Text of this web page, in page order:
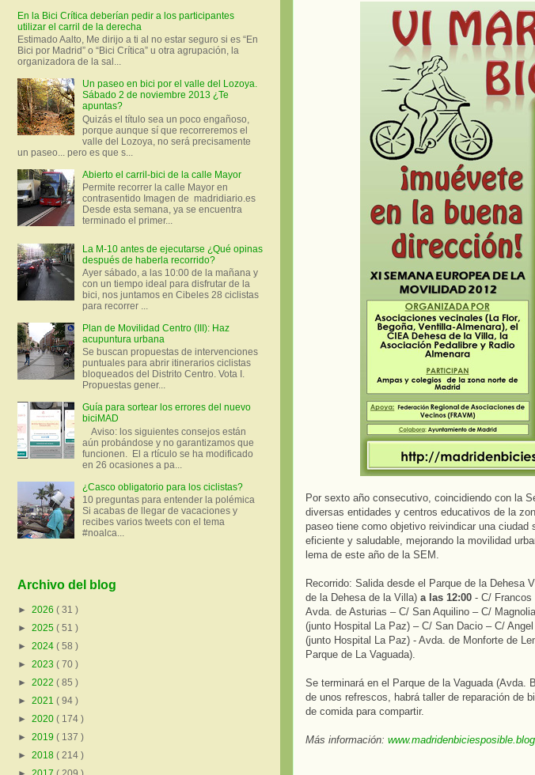
Por sexto año consecutivo, coincidiendo con la
diversas entidades y centros educativos de la
paseo tiene como objetivo reivindicar una
eficiente y saludable, mejorando la movilidad
lema de este año de la SEM.
Recorrido: Salida desde el Parque de la Dehesa
de la Dehesa de la Villa) a las 12:00 - C/
Avda. de Asturias – C/ San Aquilino – C/
(junto Hospital La Paz) – C/ San Dacio – C/
(junto Hospital La Paz) - Avda. de Monforte de
Parque de La Vaguada).
Se terminará en el Parque de la Vaguada (Avda.
de unos refrescos, habrá taller de reparación de
de comida para compartir.
Más información:
En la Bici Crítica deberían pedir a los participantes
utilizar el carril de la derecha
Estimado Aalto, Me dirijo a ti al no estar seguro si es “En
Bici por Madrid” o “Bici Crítica” u otra agrupación, la
organizadora de la sal...
Un paseo en bici por el valle del Lozoya.
Sábado 2 de noviembre 2013 ¿Te
apuntas?
Quizás el título sea un poco engañoso,
porque aunque sí que recorreremos el
valle del Lozoya, no será precisamente
un paseo... pero es que s...
Abierto el carril-bici de la calle Mayor
Permite recorrer la calle Mayor en
contrasentido Imagen de madridiario.es
Desde esta semana, ya se encuentra
terminado el primer...
La M-10 antes de ejecutarse ¿Qué opinas
después de haberla recorrido?
Ayer sábado, a las 10:00 de la mañana y
con un tiempo ideal para disfrutar de la
bici, nos juntamos en Cibeles 28 ciclistas
para recorrer ...
Plan de Movilidad Centro (III): Haz
acupuntura urbana
Se buscan propuestas de intervenciones
puntuales para abrir itinerarios ciclistas
bloqueados del Distrito Centro. Vota I.
Propuestas gener...
Guía para sortear los errores del nuevo
biciMAD
Aviso: los siguientes consejos están
aún probándose y no garantizamos que
funcionen. El a rtículo se ha modificado
en 26 ocasiones a pa...
¿Casco obligatorio para los ciclistas?
10 preguntas para entender la polémica
Si acabas de llegar de vacaciones y
recibes varios tweets con el tema
#noalca...
Archivo del blog
► 2026 ( 31 )
► 2025 ( 51 )
► 2024 ( 58 )
► 2023 ( 70 )
► 2022 ( 85 )
► 2021 ( 94 )
► 2020 ( 174 )
► 2019 ( 137 )
► 2018 ( 214 )